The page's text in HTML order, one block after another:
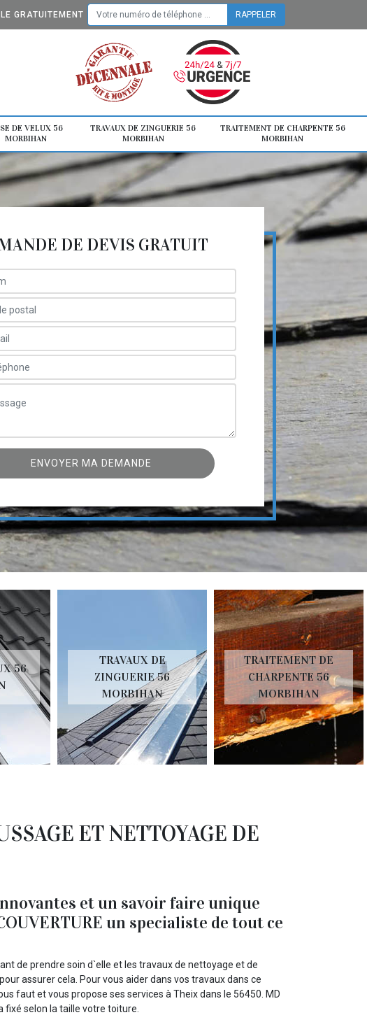
GRATUITEMENT
DE VELUX 56
MORBIHAN
TRAVAUX DE ZINGUERIE 56
MORBIHAN
TRAITEMENT DE CHARPENTE 56
MORBIHAN
DE DEVIS GRATUIT
56
TRAVAUX DE
ZINGUERIE 56
MORBIHAN
TRAITEMENT DE
CHARPENTE 56
MORBIHAN
ET NETTOYAGE DE
et un savoir faire unique
un specialiste de tout ce
de prendre soin d`elle et les travaux de nettoyage et de
assurer cela. Pour vous aider dans vos travaux dans ce
faut et vous propose ses services à Theix dans le 56450. MD
fixé selon la taille votre toiture.